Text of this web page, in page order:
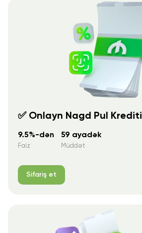
✅ Onlayn Nagd Pul Krediti
Faiz
9.5%-dən
Müddət
59 ayadək
Sifariş et